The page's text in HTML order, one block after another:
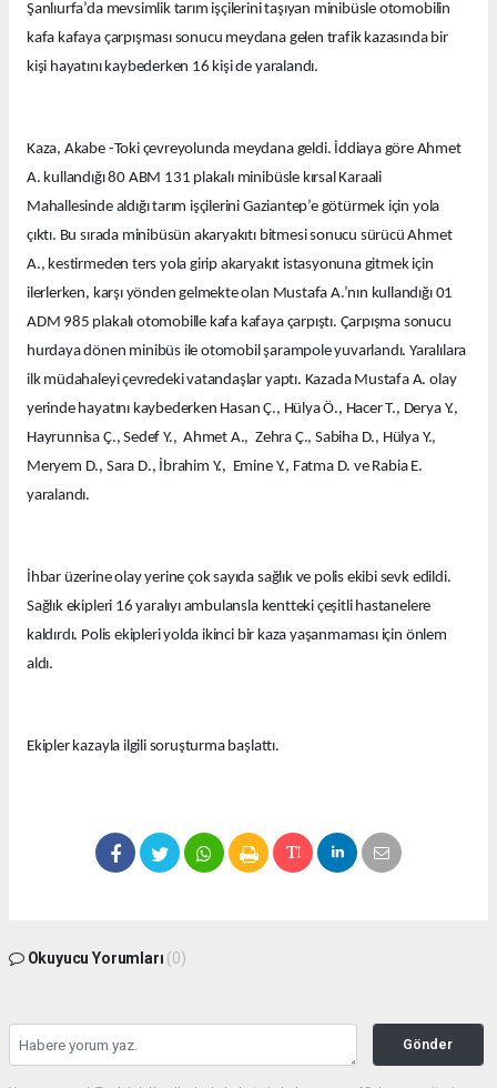
Şanlıurfa’da mevsimlik tarım işçilerini taşıyan minibüsle otomobilin
kafa kafaya çarpışması sonucu meydana gelen trafik kazasında bir
kişi hayatını kaybederken 16 kişi de yaralandı.
Kaza, Akabe -Toki çevreyolunda meydana geldi. İddiaya göre Ahmet
A. kullandığı 80 ABM 131 plakalı minibüsle kırsal Karaali
Mahallesinde aldığı tarım işçilerini Gaziantep’e götürmek için yola
çıktı. Bu sırada minibüsün akaryakıtı bitmesi sonucu sürücü Ahmet
A., kestirmeden ters yola girip akaryakıt istasyonuna gitmek için
ilerlerken, karşı yönden gelmekte olan Mustafa A.’nın kullandığı 01
ADM 985 plakalı otomobille kafa kafaya çarpıştı. Çarpışma sonucu
hurdaya dönen minibüs ile otomobil şarampole yuvarlandı. Yaralılara
ilk müdahaleyi çevredeki vatandaşlar yaptı. Kazada Mustafa A. olay
yerinde hayatını kaybederken Hasan Ç., Hülya Ö., Hacer T., Derya Y.,
Hayrunnisa Ç., Sedef Y., Ahmet A., Zehra Ç., Sabiha D., Hülya Y.,
Meryem D., Sara D., İbrahim Y., Emine Y., Fatma D. ve Rabia E.
yaralandı.
İhbar üzerine olay yerine çok sayıda sağlık ve polis ekibi sevk edildi.
Sağlık ekipleri 16 yaralıyı ambulansla kentteki çeşitli hastanelere
kaldırdı. Polis ekipleri yolda ikinci bir kaza yaşanmaması için önlem
aldı.
Ekipler kazayla ilgili soruşturma başlattı.
Okuyucu Yorumları (0)
Gönder